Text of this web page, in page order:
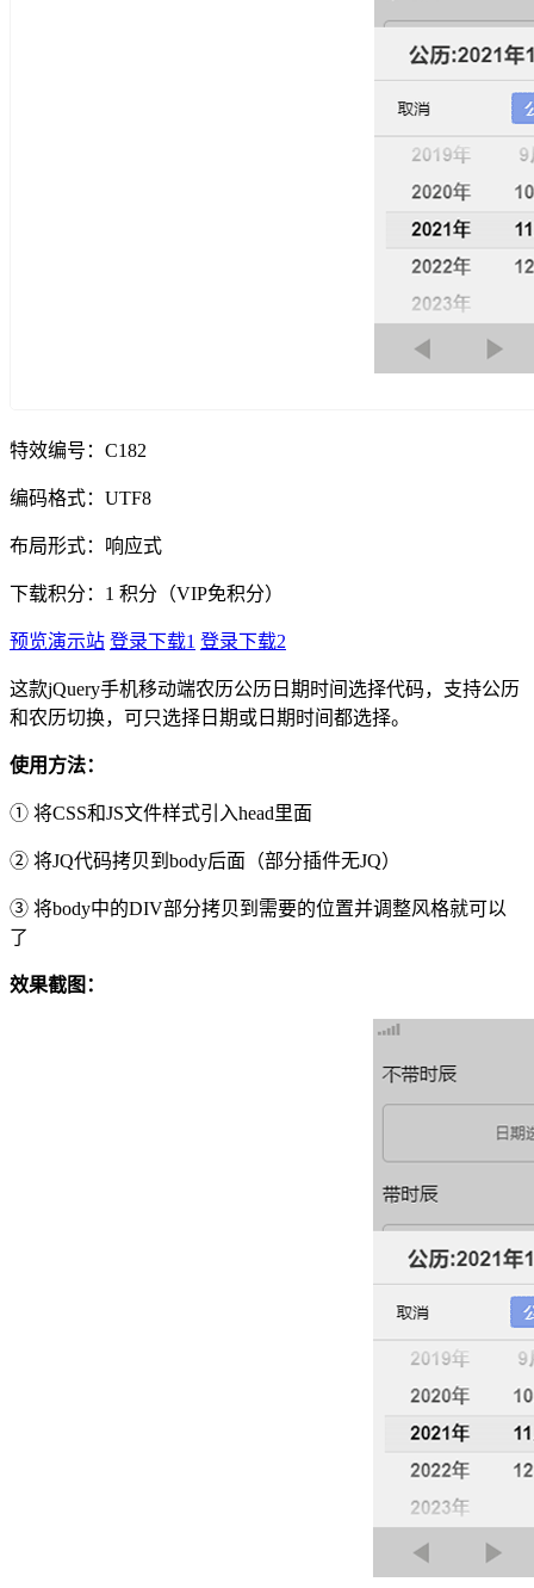
特效编号：C182
编码格式：UTF8
布局形式：响应式
下载积分： 1 积分（VIP免积分）
预览演示站 登录下载1 登录下载2
这款jQuery手机移动端农历公历日期时间选择代码，支持公历
和农历切换，可只选择日期或日期时间都选择。
使用方法：
① 将CSS和JS文件样式引入head里面
② 将JQ代码拷贝到body后面（部分插件无JQ）
③ 将body中的DIV部分拷贝到需要的位置并调整风格就可以
了
效果截图：